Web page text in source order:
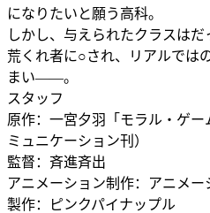
になりたいと願う高科。
しかし、与えられたクラスはだ
荒くれ者に○され、リアルでは
まい――。
スタッフ
原作：一宮夕羽「モラル・ゲ
ミュニケーション刊）
監督：斉進斉出
アニメーション制作：アニメ
製作：ピンクパイナップル